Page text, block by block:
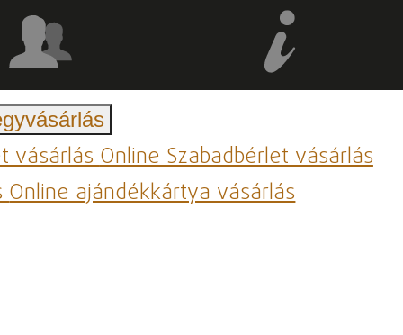
vásárlásOnline Szabadbérlet vásárlás
Online ajándékkártya vásárlás